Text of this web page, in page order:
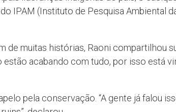
IPAM (Instituto de Pesquisa Ambiental
muitas histórias, Raoni compartilhou
acabando com tudo, por isso está
pela conservação. “A gente já falou